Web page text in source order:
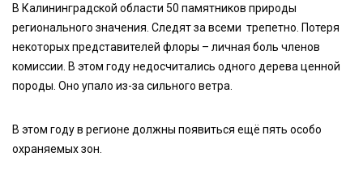
В Калининградской области 50 памятников природы
регионального значения. Следят за всеми трепетно. Потеря
некоторых представителей флоры – личная боль членов
комиссии. В этом году недосчитались одного дерева ценной
породы. Оно упало из-за сильного ветра.
В этом году в регионе должны появиться ещё пять особо
охраняемых зон.